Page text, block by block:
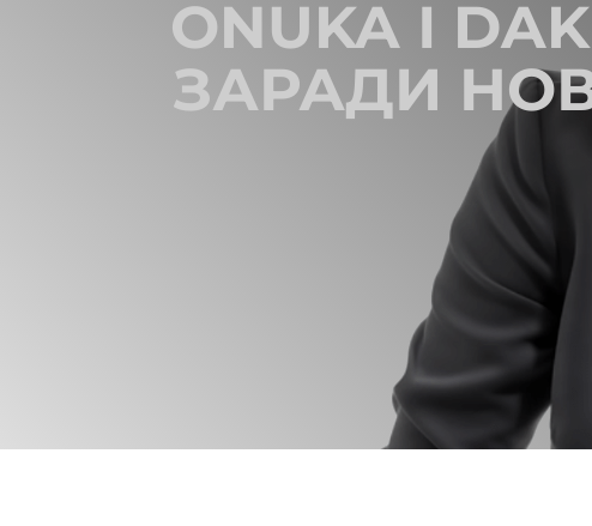
ONUKA І
ЗАРАДИ